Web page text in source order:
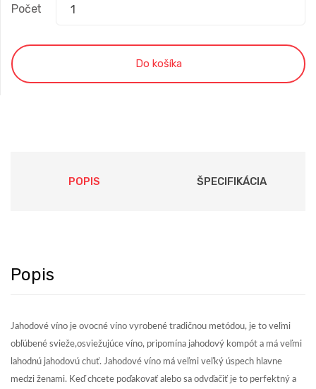
n
n
í
Počet
Do košíka
POPIS ŠPECIFIKÁCIA
Popis
Jahodové víno je ovocné víno vyrobené tradičnou metódou, je to veľmi
obľúbené svieže,osviežujúce víno, pripomína jahodový kompót a má veľmi
lahodnú jahodovú chuť. Jahodové víno má veľmi veľký úspech hlavne
medzi ženami. Keď chcete poďakovať alebo sa odvďačiť je to perfektný a